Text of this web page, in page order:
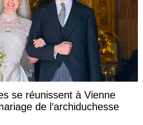
se réunissent à Vienne
de l’archiduchesse